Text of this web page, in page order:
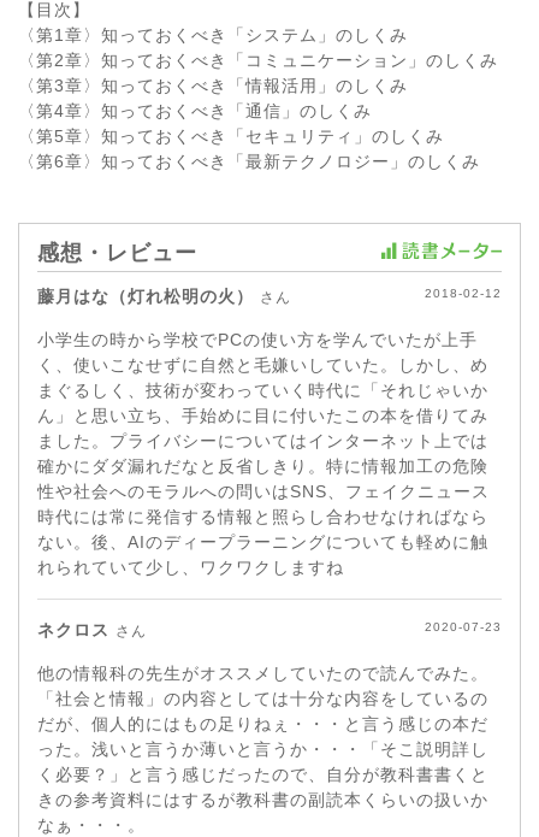
【目次】
〈第1章〉知っておくべき「システム」のしくみ
〈第2章〉知っておくべき「コミュニケーション」のしくみ
〈第3章〉知っておくべき「情報活用」のしくみ
〈第4章〉知っておくべき「通信」のしくみ
〈第5章〉知っておくべき「セキュリティ」のしくみ
〈第6章〉知っておくべき「最新テクノロジー」のしくみ
感想・レビュー
藤月はな（灯れ松明の火） さん 2018-02-12
小学生の時から学校でPCの使い方を学んでいたが上手
く、使いこなせずに自然と毛嫌いしていた。しかし、め
まぐるしく、技術が変わっていく時代に「それじゃいか
ん」と思い立ち、手始めに目に付いたこの本を借りてみ
ました。プライバシーについてはインターネット上では
確かにダダ漏れだなと反省しきり。特に情報加工の危険
性や社会へのモラルへの問いはSNS、フェイクニュース
時代には常に発信する情報と照らし合わせなければなら
ない。後、AIのディープラーニングについても軽めに触
れられていて少し、ワクワクしますね
ネクロス さん 2020-07-23
他の情報科の先生がオススメしていたので読んでみた。
「社会と情報」の内容としては十分な内容をしているの
だが、個人的にはもの足りねぇ・・・と言う感じの本だ
った。浅いと言うか薄いと言うか・・・「そこ説明詳し
く必要？」と言う感じだったので、自分が教科書書くと
きの参考資料にはするが教科書の副読本くらいの扱いか
なぁ・・・。